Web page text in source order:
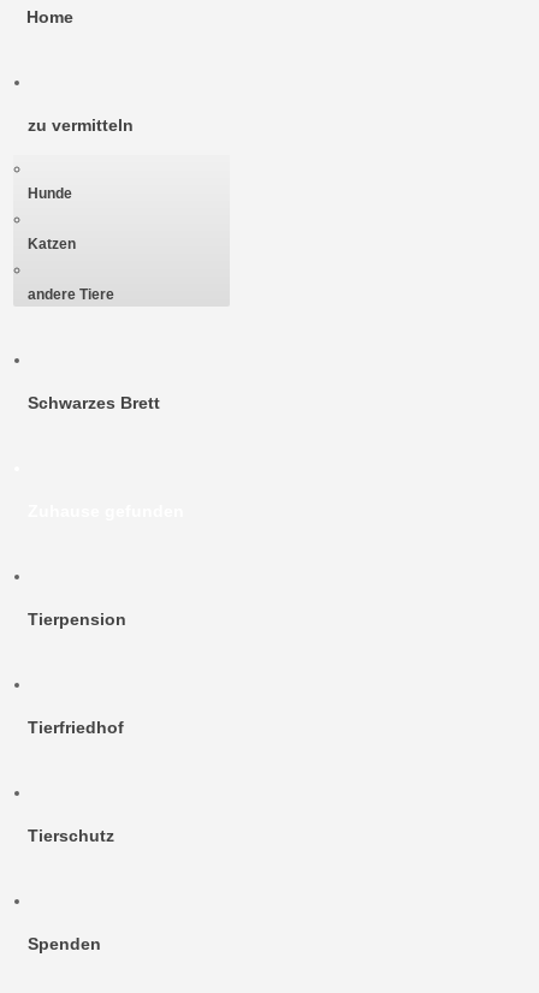
Home
zu vermitteln
Hunde
Katzen
andere Tiere
Schwarzes Brett
Tierpension
Tierfriedhof
Tierschutz
Spenden